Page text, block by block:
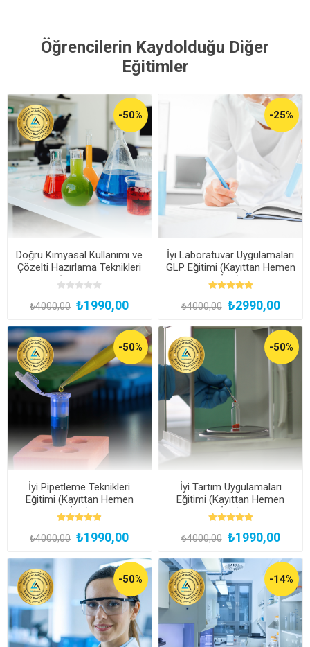
Öğrencilerin Kaydolduğu Diğer
Eğitimler
-50%
Doğru Kimyasal Kullanımı ve
Çözelti Hazırlama Teknikleri
Eğitimi (Kayıttan Hemen
İzle)
₺4000,00 ₺1990,00
-25%
İyi Laboratuvar Uygulamaları
GLP Eğitimi (Kayıttan Hemen
İzle)
₺4000,00 ₺2990,00
-50%
İyi Pipetleme Teknikleri
Eğitimi (Kayıttan Hemen
İzle)
₺4000,00 ₺1990,00
-50%
İyi Tartım Uygulamaları
Eğitimi (Kayıttan Hemen
İzle)
₺4000,00 ₺1990,00
-50% -14%